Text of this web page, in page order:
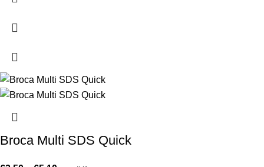
Broca Multi SDS Quick